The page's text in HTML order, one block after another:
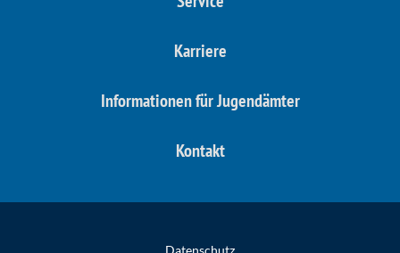
Karriere
Informationen für Jugendämter
Kontakt
Datenschutz